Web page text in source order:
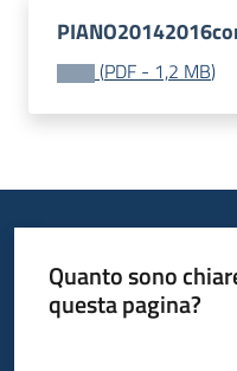
Leggi
Atti
Programmi
Seguici
(PDF - 1,2 MB)
Quanto sono
questa pagina?